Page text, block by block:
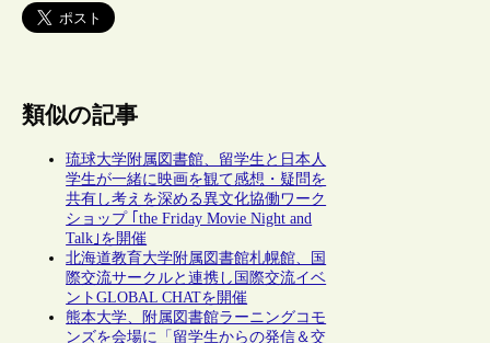
類似の記事
琉球大学附属図書館、留学生と日本人
学生が一緒に映画を観て感想・疑問を
共有し考えを深める異文化協働ワーク
ショップ ｢the Friday Movie Night and
Talk｣を開催
北海道教育大学附属図書館札幌館、国
際交流サークルと連携し国際交流イベ
ントGLOBAL CHATを開催
熊本大学、附属図書館ラーニングコモ
ンズを会場に「留学生からの発信＆交